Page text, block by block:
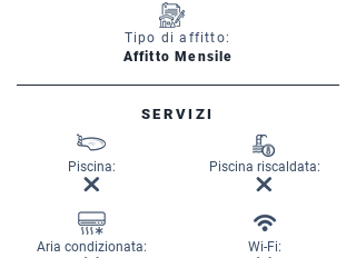
Tipo di affitto:
Affitto Mensile
SERVIZI
Piscina:
Aria condizionata:
Piscina riscaldata:
Wi-Fi: